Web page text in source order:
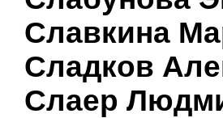
Славкина
Сладков
Слаер